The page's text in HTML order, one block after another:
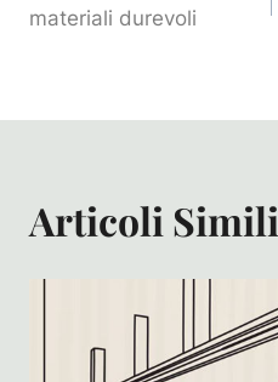
materiali durevoli
Articoli Simili